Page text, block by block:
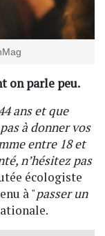
on parle peu.
ans et que
à donner vos
entre 18 et
n’hésitez pas
écologiste
à "passer un